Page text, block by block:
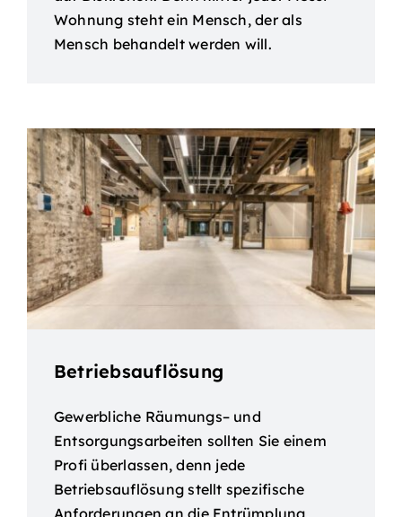
Wohnung steht ein Mensch, der als
Mensch behandelt werden will.
Betriebsauflösung
Gewerbliche Räumungs– und
Entsorgungsarbeiten sollten Sie einem
Profi überlassen, denn jede
Betriebsauflösung stellt spezifische